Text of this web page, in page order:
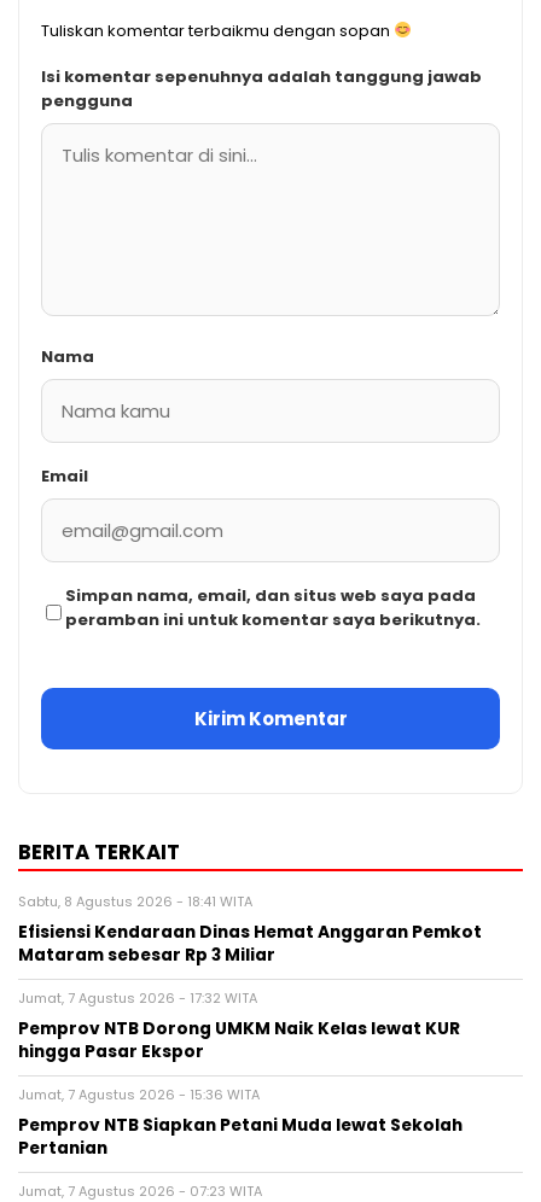
Tuliskan komentar terbaikmu dengan sopan
Isi komentar sepenuhnya adalah tanggung jawab
pengguna
Nama
Email
Simpan nama, email, dan situs web saya pada
peramban ini untuk komentar saya berikutnya.
BERITA TERKAIT
Sabtu, 8 Agustus 2026 - 18:41 WITA
Efisiensi Kendaraan Dinas Hemat Anggaran Pemkot
Mataram sebesar Rp 3 Miliar
Jumat, 7 Agustus 2026 - 17:32 WITA
Pemprov NTB Dorong UMKM Naik Kelas lewat KUR
hingga Pasar Ekspor
Jumat, 7 Agustus 2026 - 15:36 WITA
Pemprov NTB Siapkan Petani Muda lewat Sekolah
Pertanian
Jumat, 7 Agustus 2026 - 07:23 WITA